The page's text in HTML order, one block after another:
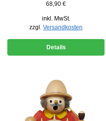
68,90 €
inkl. MwSt.
zzgl. Versandkosten
Details